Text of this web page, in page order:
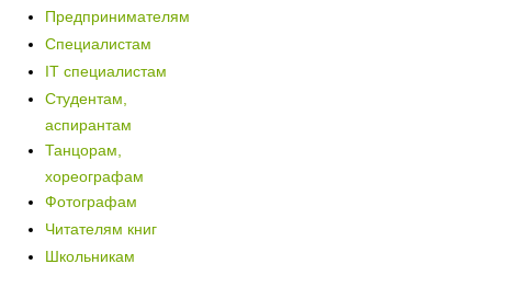
Предпринимателям
Специалистам
IT специалистам
Студентам,
аспирантам
Танцорам,
хореографам
Фотографам
Читателям книг
Школьникам